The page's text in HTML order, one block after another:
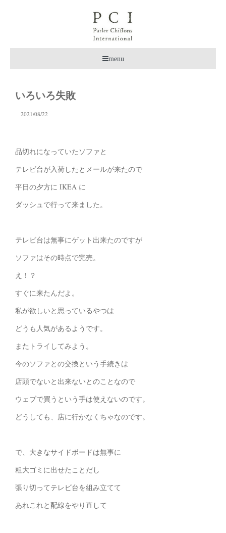
menu
いろいろ失敗
2021/08/22
品切れになっていたソファと
テレビ台が入荷したとメールが来たので
平日の夕方に IKEA に
ダッシュで行って来ました。
テレビ台は無事にゲット出来たのですが
ソファはその時点で完売。
え！？
すぐに来たんだよ。
私が欲しいと思っているやつは
どうも人気があるようです。
またトライしてみよう。
今のソファとの交換という手続きは
店頭でないと出来ないとのことなので
ウェブで買うという手は使えないのです。
どうしても、店に行かなくちゃなのです。
で、大きなサイドボードは無事に
粗大ゴミに出せたことだし
張り切ってテレビ台を組み立てて
あれこれと配線をやり直して